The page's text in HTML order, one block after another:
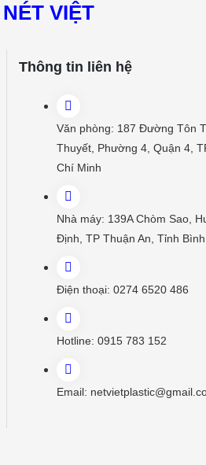
VIỆT
Thông tin liên hệ
Văn phòng: 187 Đường Tôn
Thuyết, Phường 4, Quận 4,
Chí Minh
Nhà máy: 139A Chòm Sao,
Định, TP Thuận An, Tỉnh
Điện thoại: 0274 6520 486
Hotline: 0915 783 152
Email: